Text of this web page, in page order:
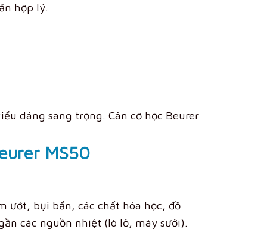
hợp lý.
dáng sang trọng. Cân cơ học Beurer
MS50
ướt, bụi bẩn, các chất hóa học, đồ
các nguồn nhiệt (lò lỏ, máy sưởi).